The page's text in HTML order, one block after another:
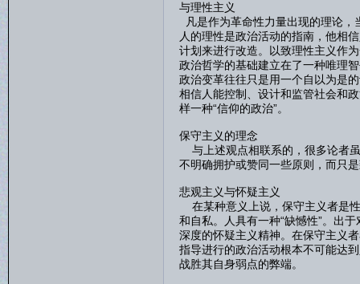
与理性主义
凡是作为革命性力量出现的理论
人的理性是政治活动的指南，他相
计划来进行改造。以致理性主义作
政治哲学的基础建立在了一种唯理
政治变革往往只是用一个自以为是
相信人能控制、设计和监管社会和
样一种“信仰的政治”。
保守主义的理念
与上述观点相联系的，很多论者
不明确拥护或赞同一些原则，而只
悲观主义与怀疑主义
在某种意义上说，保守主义者是
和自私。人具有一种“缺憾性”。出
深度的怀疑主义精神。在保守主义
指导进行的政治活动根本不可能达
战胜其自身弱点的弊端。